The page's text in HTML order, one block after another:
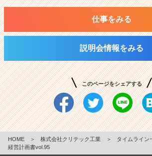
仕事をみる
説明会情報をみる
このページをシェアする
HOME ＞ 株式会社クリテック工業 ＞ タイムライン
経営計画書vol.95